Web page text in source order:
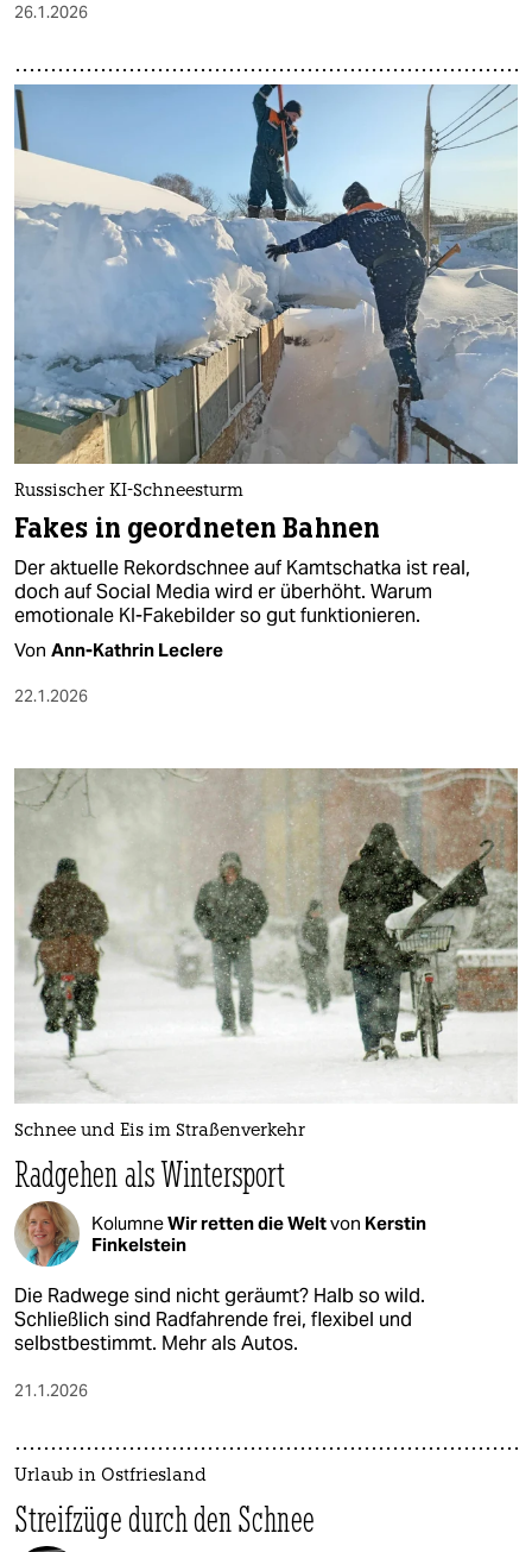
26.1.2026
Russischer KI-Schneesturm
Fakes in geordneten Bahnen
Der aktuelle Rekordschnee auf Kamtschatka ist real,
doch auf Social Media wird er überhöht. Warum
emotionale KI-Fakebilder so gut funktionieren.
Von Ann-Kathrin Leclere
22.1.2026
Schnee und Eis im Straßenverkehr
Radgehen als Wintersport
KolumneWir retten die Weltvon Kerstin
Finkelstein
Die Radwege sind nicht geräumt? Halb so wild.
Schließlich sind Radfahrende frei, flexibel und
selbstbestimmt. Mehr als Autos.
21.1.2026
Urlaub in Ostfriesland
Streifzüge durch den Schnee